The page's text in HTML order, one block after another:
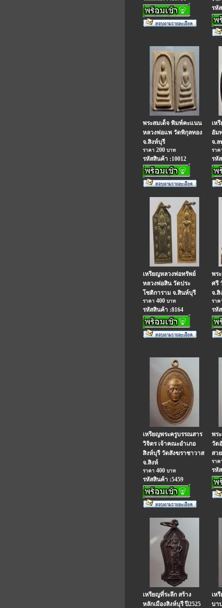
รหั
พระสมเด็จ พิมพ์คะแนน
หลวงพ่อแพ วัดพิกุลทอง
จ.สิงห์บุรี
ราคา 200 บาท
รหัสสินค้า :10012
เห
อัม
จ.ล
รา
รหั
เหรียญหลวงพ่อทรัพย์
หลวงพ่อสิน วัดประ
โชติการาม จ.สินห์บุรี
ราคา 400 บาท
รหัสสินค้า :8164
พร
ศรี
จ.สิ
รา
รหั
เหรียญพระครูบรรณสาร
วิจิตร เจ้าคณะอำเภอ
สิงห์บุรี วัดสังฆราชาวาส
จ.สิงห์
ราคา 400 บาท
รหัสสินค้า :5459
พร
วัด
สว
รา
รหั
เหรียญที่ระลึก สร้าง
หลักเมืองสิงห์บุรี ปี2525
เห
บา